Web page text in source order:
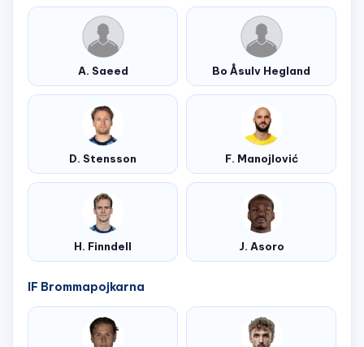
A. Saeed Bo Åsulv Hegland
D. Stensson F. Manojlović
H. Finndell J. Asoro
IF Brommapojkarna